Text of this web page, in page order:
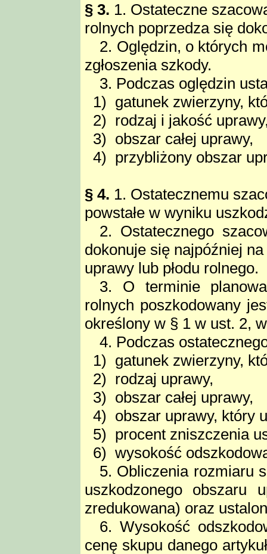
§ 3. 1. Ostateczne
rolnych poprzedza się
2. Oględzin, o których
zgłoszenia szkody.
3. Podczas oględzin
1) gatunek zwierzyny,
2) rodzaj i jakość
3) obszar całej uprawy,
4) przybliżony obszar
§ 4. 1. Ostatecznemu
powstałe w wyniku
2. Ostatecznego
dokonuje się najpóźniej
uprawy lub płodu rolnego.
3. O terminie
rolnych poszkodowany
określony w § 1 w ust. 2,
4. Podczas
1) gatunek zwierzyny,
2) rodzaj uprawy,
3) obszar całej uprawy,
4) obszar uprawy, który
5) procent zniszczenia
6) wysokość
5. Obliczenia rozmiaru
uszkodzonego obszaru
zredukowana) oraz
6. Wysokość
cenę skupu danego